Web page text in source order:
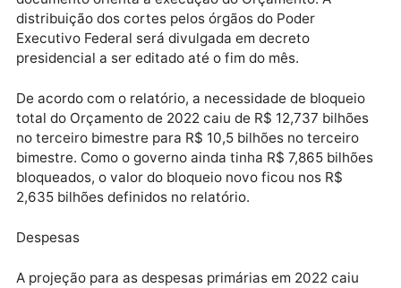
O bloqueio de verbas consta do Relatório Bimestral
Avaliação de Receitas e Despesas, enviado hoje
documento orienta a execução do Orçamento. A
distribuição dos cortes pelos órgãos do Poder
Executivo Federal será divulgada em decreto
presidencial a ser editado até o fim do mês.
De acordo com o relatório, a necessidade de
total do Orçamento de 2022 caiu de R$ 12,737
bimestre. Como o governo ainda tinha R$ 7,865